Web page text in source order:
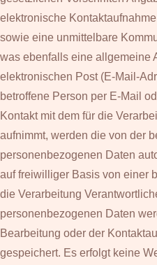
elektronische
sowie eine unmittelbare
was ebenfalls eine allgemeine
elektronischen Post (E-Mail-
betroffene Person per E-Mail
Kontakt mit dem für die
aufnimmt, werden die von der
personenbezogenen Daten
auf freiwilliger Basis von einer
die Verarbeitung
personenbezogenen Daten
Bearbeitung oder der
gespeichert. Es erfolgt keine